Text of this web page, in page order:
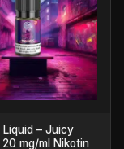
Liquid – Juicy
20 mg/ml Nikotin